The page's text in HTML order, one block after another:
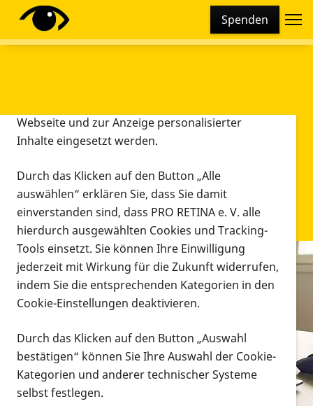
Spenden
Infomaterial
Infomaterial
Vorlesen
Alle Infomaterialien in verschiedenen
Formaten an einem Ort
Diese Webseite setzt verschiedene Cookies und
Tracking-Tools ein. Dies beinhaltet Cookies und
Webseite und zur Anzeige personalisierter
Inhalte eingesetzt werden.
Durch das Klicken auf den Button „Alle
auswählen“ erklären Sie, dass Sie damit
einverstanden sind, dass PRO RETINA e. V. alle
hierdurch ausgewählten Cookies und Tracking-
Tools einsetzt. Sie können Ihre Einwilligung
jederzeit mit Wirkung für die Zukunft widerrufen,
indem Sie die entsprechenden Kategorien in den
Cookie-Einstellungen deaktivieren.
Durch das Klicken auf den Button „Auswahl
bestätigen“ können Sie Ihre Auswahl der Cookie-
Kategorien und anderer technischer Systeme
selbst festlegen.